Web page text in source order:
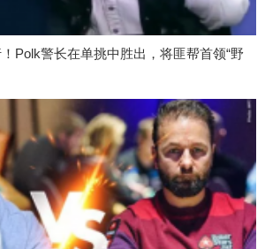
！Polk警长在单挑中胜出，将匪帮首领“野